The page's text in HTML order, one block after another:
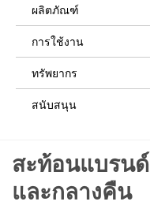
ผลิตภัณฑ์
การใช้งาน
ทรัพยากร
สนับสนุน
สะท้อนแบรน
และกลางคืน